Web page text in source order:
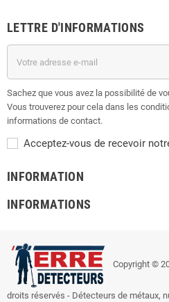
LETTRE D'INFORMATIONS
Sachez que vous avez la possibilité de
Vous trouverez pour cela dans les
informations de contact.
Acceptez-vous de recevoir
INFORMATION
INFORMATIONS
Copyright ©
droits réservés - Détecteurs de métaux,